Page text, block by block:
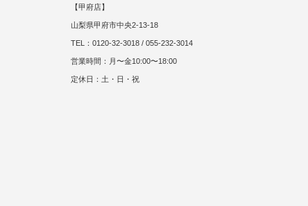
【甲府店】
山梨県甲府市中央2-13-18
TEL：0120-32-3018 / 055-232-3014
営業時間：月〜金10:00〜18:00
定休日：土・日・祝